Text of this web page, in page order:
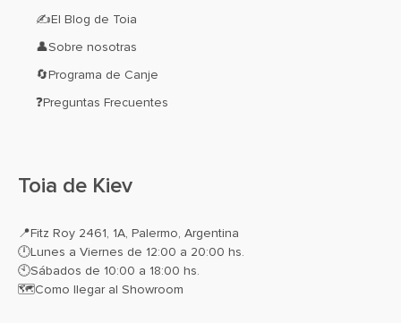
✍El Blog de Toia
👤Sobre nosotras
🔄Programa de Canje
❓Preguntas Frecuentes
Toia de Kiev
📍Fitz Roy 2461, 1A, Palermo, Argentina
🕛Lunes a Viernes de 12:00 a 20:00 hs.
🕙Sábados de 10:00 a 18:00 hs.
🗺️Como llegar al Showroom